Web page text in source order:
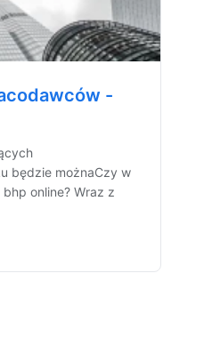
-
będzie możnaCzy w
online? Wraz z